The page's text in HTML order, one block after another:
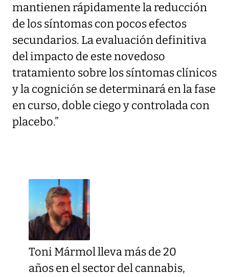
mantienen rápidamente la reducción
de los síntomas con pocos efectos
secundarios. La evaluación definitiva
del impacto de este novedoso
tratamiento sobre los síntomas clínicos
y la cognición se determinará en la fase
en curso, doble ciego y controlada con
placebo.”
Toni Mármol lleva más de 20
años en el sector del cannabis,